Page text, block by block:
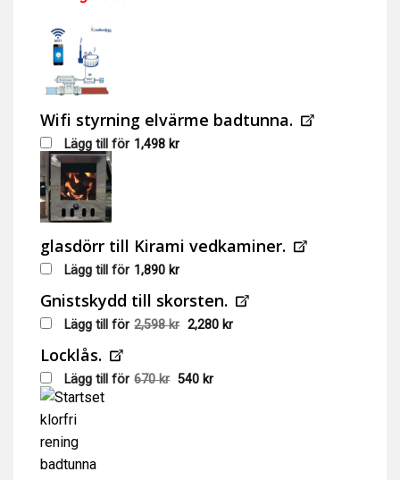
Wifi styrning elvärme badtunna.
Lägg till för 1,498 kr
glasdörr till Kirami vedkaminer.
Lägg till för 1,890 kr
Gnistskydd till skorsten.
Lägg till för 2,598kr Det
ursprungliga
2,598 kr.
2,280 krDet
Locklås.
Lägg till för 670kr Det
540 krDet